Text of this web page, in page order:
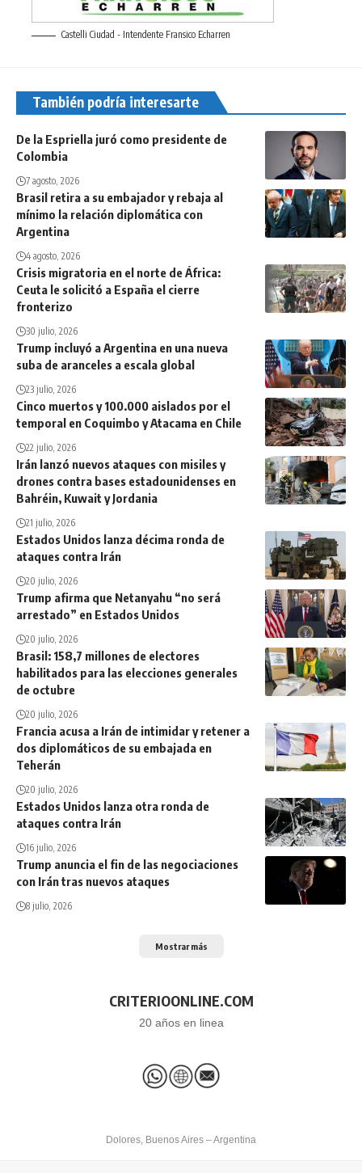
Castelli Ciudad - Intendente Fransico Echarren
También podría interesarte
De la Espriella juró como presidente de
Colombia
7 agosto, 2026
Brasil retira a su embajador y rebaja al
mínimo la relación diplomática con
Argentina
4 agosto, 2026
Crisis migratoria en el norte de África:
Ceuta le solicitó a España el cierre
fronterizo
30 julio, 2026
Trump incluyó a Argentina en una nueva
suba de aranceles a escala global
23 julio, 2026
Cinco muertos y 100.000 aislados por el
temporal en Coquimbo y Atacama en Chile
22 julio, 2026
Irán lanzó nuevos ataques con misiles y
drones contra bases estadounidenses en
Bahréin, Kuwait y Jordania
21 julio, 2026
Estados Unidos lanza décima ronda de
ataques contra Irán
20 julio, 2026
Trump afirma que Netanyahu “no será
arrestado” en Estados Unidos
20 julio, 2026
Brasil: 158,7 millones de electores
habilitados para las elecciones generales
de octubre
20 julio, 2026
Francia acusa a Irán de intimidar y retener a
dos diplomáticos de su embajada en
Teherán
20 julio, 2026
Estados Unidos lanza otra ronda de
ataques contra Irán
16 julio, 2026
Trump anuncia el fin de las negociaciones
con Irán tras nuevos ataques
8 julio, 2026
Mostrar más
CRITERIOONLINE.COM
20 años en linea
Dolores, Buenos Aires – Argentina